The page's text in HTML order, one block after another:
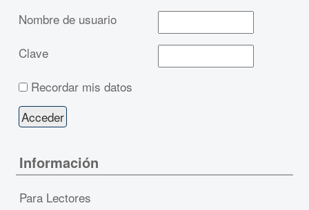
Nombre de usuario
Clave
Recordar mis datos
Información
Para Lectores